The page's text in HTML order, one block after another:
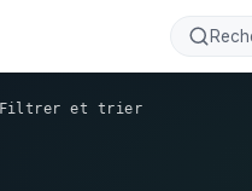
Filtrer et trier